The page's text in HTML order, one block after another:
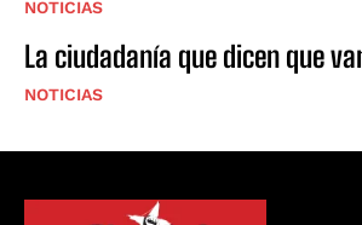
NOTICIAS
La ciudadanía que dicen que
NOTICIAS